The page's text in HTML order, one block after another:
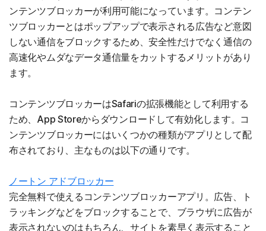
ンテンツブロッカーが利用可能になっています。コンテン
ツブロッカーとはポップアップで表示される広告など意図
しない通信をブロックするため、安全性だけでなく通信の
高速化やムダなデータ通信量をカットするメリットがあり
ます。
コンテンツブロッカーはSafariの拡張機能として利用する
ため、App Storeからダウンロードして有効化します。コ
ンテンツブロッカーにはいくつかの種類がアプリとして配
布されており、主なものは以下の通りです。
ノートン アドブロッカー
完全無料で使えるコンテンツブロッカーアプリ。広告、ト
ラッキングなどをブロックすることで、ブラウザに広告が
表示されないのはもちろん、サイトを素早く表示すること